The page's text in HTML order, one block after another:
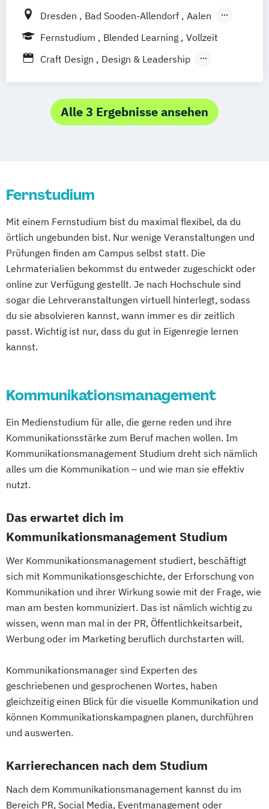
Mediendesign UX-Design
Dresden Bad Sooden-Allendorf
Aalen
Baden-Baden
Berlin
Bonn
Heilbronn Kassel Leipzig Mannheim
München Bochum Kaiserslautern
Wiesbaden Regenstauf Hoyerswerda
Magdeburg Ostfildern
Fernstudium Blended Learning
Vollzeit
Craft Design
Design & Leadership
Informationsdesign – Fachkommunikation
für technische Produkte und Prozesse
Wirtschaftsinformatik
Wirtschaftspsychologie
Wirtschaftspsychologie mit Schwerpunkt
Alle 3 Ergebnisse ansehen
Fernstudium
Mit einem Fernstudium bist du maximal flexibel, da du
örtlich ungebunden bist. Nur wenige Veranstaltungen und
Prüfungen finden am Campus selbst statt. Die
Lehrmaterialien bekommst du entweder zugeschickt oder
online zur Verfügung gestellt. Je nach Hochschule sind
sogar die Lehrveranstaltungen virtuell hinterlegt, sodass
du sie absolvieren kannst, wann immer es dir zeitlich
passt. Wichtig ist nur, dass du gut in Eigenregie lernen
kannst.
Kommunikationsmanagement
Ein Medienstudium für alle, die gerne reden und ihre
Kommunikationsstärke zum Beruf machen wollen. Im
Kommunikationsmanagement Studium dreht sich nämlich
alles um die Kommunikation – und wie man sie effektiv
nutzt.
Das erwartet dich im
Kommunikationsmanagement Studium
Wer Kommunikationsmanagement studiert, beschäftigt
sich mit Kommunikationsgeschichte, der Erforschung von
Kommunikation und ihrer Wirkung sowie mit der Frage, wie
man am besten kommuniziert. Das ist nämlich wichtig zu
wissen, wenn man mal in der PR, Öffentlichkeitsarbeit,
Werbung oder im Marketing beruflich durchstarten will.
Kommunikationsmanager sind Experten des
geschriebenen und gesprochenen Wortes, haben
gleichzeitig einen Blick für die visuelle Kommunikation und
können Kommunikationskampagnen planen, durchführen
und auswerten.
Karrierechancen nach dem Studium
Nach dem Kommunikationsmanagement kannst du im
Bereich PR, Social Media, Eventmanagement oder